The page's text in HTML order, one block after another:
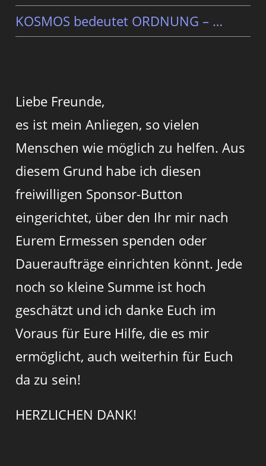
KOSMOS bedeutet ORDNUNG – …
Liebe Freunde,
es ist mein Anliegen, so vielen
Menschen wie möglich zu helfen. Aus
diesem Grund habe ich diesen
freiwilligen Sponsor-Button
eingerichtet, über den Ihr mir nach
Eurem Ermessen spenden oder
Daueraufträge einrichten könnt. Jede
noch so kleine Summe ist hoch
geschätzt und ich danke Euch im
Voraus für Eure Hilfe, die es mir
ermöglicht, auch weiterhin für Euch
da zu sein!
HERZLICHEN DANK!